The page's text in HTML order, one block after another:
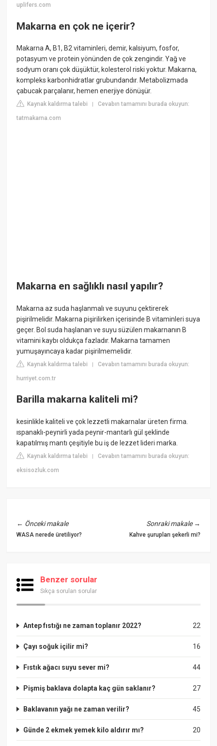
uplifers.com
Makarna en çok ne içerir?
Makarna A, B1, B2 vitaminleri, demir, kalsiyum, fosfor,
potasyum ve protein yönünden de çok zengindir. Yağ ve
sodyum oranı çok düşüktür, kolesterol riski yoktur. Makarna,
kompleks karbonhidratlar grubundandır. Metabolizmada
çabucak parçalanır, hemen enerjiye dönüşür.
Kaynak kaldırma talebi |Cevabın tamamını burada okuyun:
tatmakarna.com
Makarna en sağlıklı nasıl yapılır?
Makarna az suda haşlanmalı ve suyunu çektirerek
pişirilmelidir. Makarna pişirilirken içerisinde B vitaminleri suya
geçer. Bol suda haşlanan ve suyu süzülen makarnanın B
vitamini kaybı oldukça fazladır. Makarna tamamen
yumuşayıncaya kadar pişirilmemelidir.
Kaynak kaldırma talebi |Cevabın tamamını burada okuyun:
hurriyet.com.tr
Barilla makarna kaliteli mi?
kesinlikle kaliteli ve çok lezzetli makarnalar üreten firma.
ıspanaklı-peynirli yada peynir-mantarlı gül şeklinde
kapatılmış mantı çeşitiyle bu iş de lezzet lideri marka.
Kaynak kaldırma talebi |Cevabın tamamını burada okuyun:
eksisozluk.com
← Önceki makale
WASA nerede üretiliyor?
Sonraki makale→
Kahve şurupları şekerli mi?
Benzer sorular
Sıkça sorulan sorular
22
Antep fıstığı ne zaman toplanır 2022?
16
Çayı soğuk içilir mi?
44
Fıstık ağacı suyu sever mi?
27
Pişmiş baklava dolapta kaç gün saklanır?
45
Baklavanın yağı ne zaman verilir?
20
Günde 2 ekmek yemek kilo aldırır mı?